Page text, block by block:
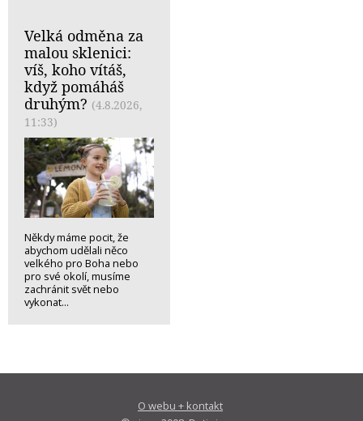
Velká odměna za
malou sklenici:
víš, koho vítáš,
když pomáháš
druhým? (4.8.2026,
11:33)
Někdy máme pocit, že
abychom udělali něco
velkého pro Boha nebo
pro své okolí, musíme
zachránit svět nebo
vykonat...
O webu + kontakt